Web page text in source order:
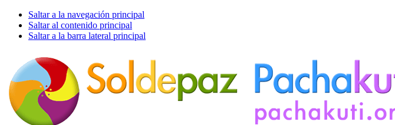
Saltar a la navegación principal
Saltar al contenido principal
Saltar a la barra lateral principal